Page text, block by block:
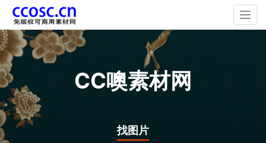
CC噢素材网
找图片